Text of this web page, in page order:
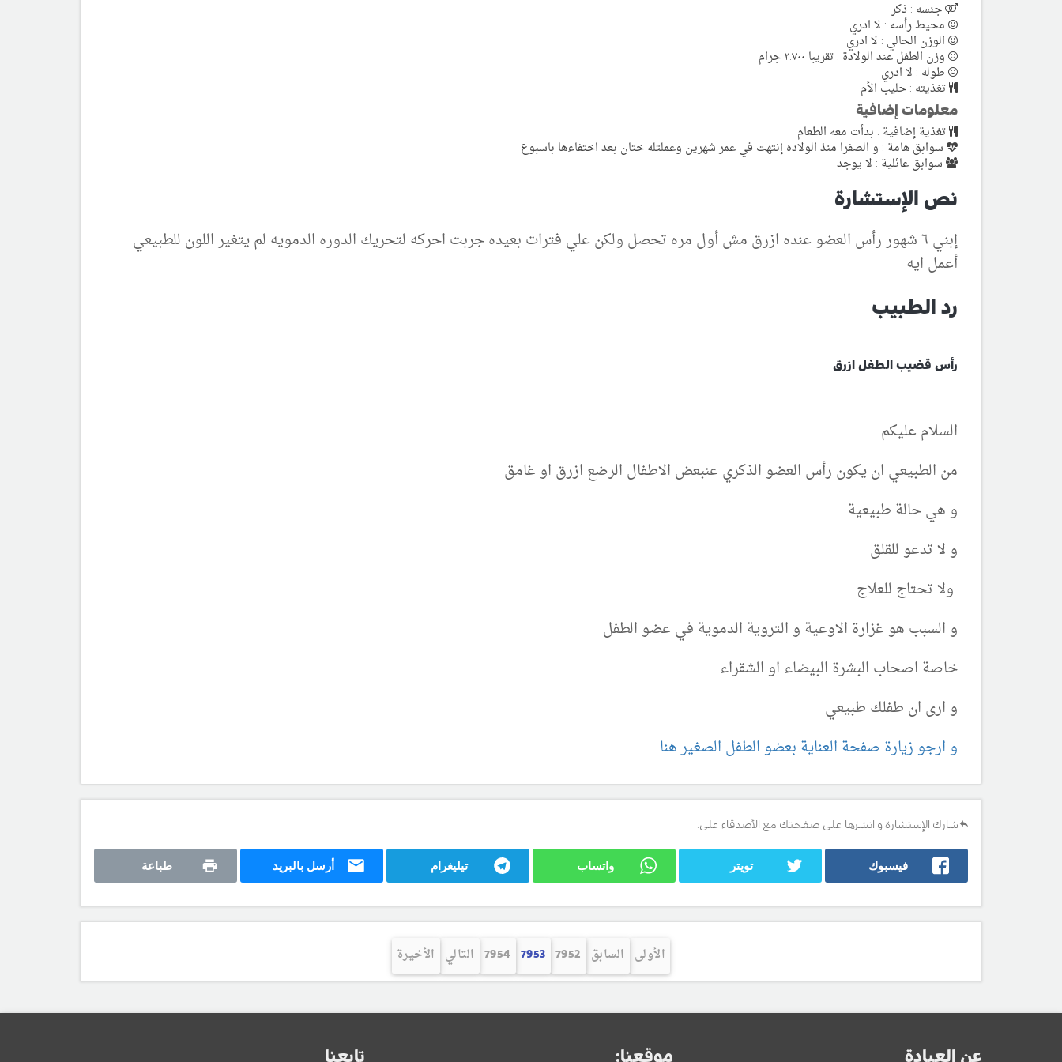
جنسه : ذكر
محيط رأسه : لا ادري
الوزن الحالي : لا ادري
وزن الطفل عند الولادة : تقريبا ٢:٧٠٠ جرام
طوله : لا ادري
تغذيته : حليب الأم
معلومات إضافية
تغذية إضافية : بدأت معه الطعام
سوابق هامة : و الصفرا منذ الولاده إنتهت في عمر شهرين وعملتله ختان بعد اختفاءها باسبوع
سوابق عائلية : لا يوجد
نص الإستشارة
إبني ٦ شهور رأس العضو عنده ازرق مش أول مره تحصل ولكن علي فترات بعيده جربت احركه لتحريك الدوره الدمويه لم يتغير اللون للطبيعي
أعمل ايه
رد الطبيب
رأس قضيب الطفل ازرق
السلام عليكم
من الطبيعي ان يكون رأس العضو الذكري عنبعض الاطفال الرضع ازرق او غامق
و هي حالة طبيعية
و لا تدعو للقلق
ولا تحتاج للعلاج
و السبب هو غزارة الاوعية و التروية الدموية في عضو الطفل
خاصة اصحاب البشرة البيضاء او الشقراء
و ارى ان طفلك طبيعي
و ارجو زيارة صفحة العناية بعضو الطفل الصغير هنا
شارك الإستشارة و انشرها على صفحتك مع الأصدقاء على:
فيسبوك تويتر واتساب تيليغرام أرسل بالبريد طباعة
الأولى السابق 7952
7953
7954 التالي الأخيرة
عن العيادة موقعنا: تابعنا